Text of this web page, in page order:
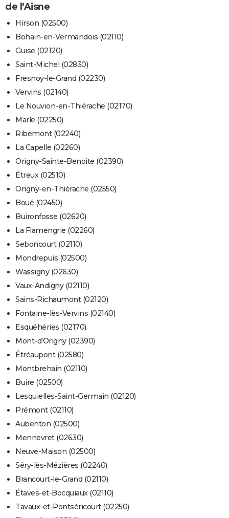
de l'Aisne
Hirson (02500)
Bohain-en-Vermandois (02110)
Guise (02120)
Saint-Michel (02830)
Fresnoy-le-Grand (02230)
Vervins (02140)
Le Nouvion-en-Thiérache (02170)
Marle (02250)
Ribemont (02240)
La Capelle (02260)
Origny-Sainte-Benoite (02390)
Étreux (02510)
Origny-en-Thiérache (02550)
Boué (02450)
Buironfosse (02620)
La Flamengrie (02260)
Seboncourt (02110)
Mondrepuis (02500)
Wassigny (02630)
Vaux-Andigny (02110)
Sains-Richaumont (02120)
Fontaine-lès-Vervins (02140)
Esquéhéries (02170)
Mont-d'Origny (02390)
Étréaupont (02580)
Montbrehain (02110)
Buire (02500)
Lesquielles-Saint-Germain (02120)
Prémont (02110)
Aubenton (02500)
Mennevret (02630)
Neuve-Maison (02500)
Séry-lès-Mézières (02240)
Brancourt-le-Grand (02110)
Étaves-et-Bocquiaux (02110)
Tavaux-et-Pontséricourt (02250)